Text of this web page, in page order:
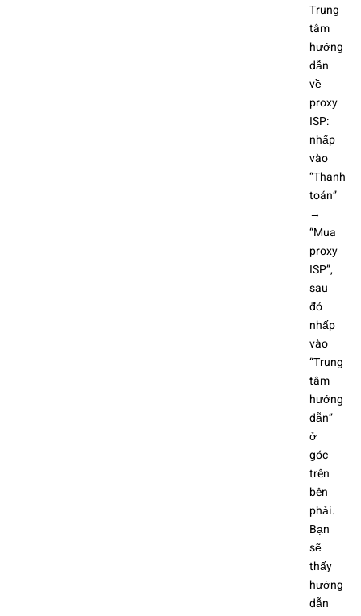
Trung
tâm
hướng
dẫn
về
proxy
ISP:
nhấp
vào
“Thanh
toán”
→
“Mua
proxy
ISP”,
sau
đó
nhấp
vào
“Trung
tâm
hướng
dẫn”
ở
góc
trên
bên
phải.
Bạn
sẽ
thấy
hướng
dẫn